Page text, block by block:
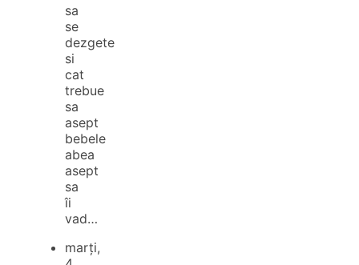
sa
se
dezgete
si
cat
trebue
sa
asept
bebele
abea
asept
sa
îi
vad…
marți,